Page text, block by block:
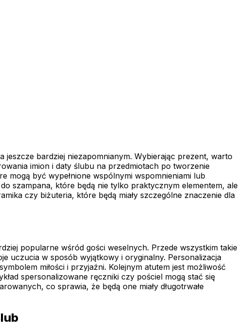
bardziej niezapomnianym. Wybierając prezent, warto
imion i daty ślubu na przedmiotach po tworzenie
mogą być wypełnione wspólnymi wspomnieniami lub
szampana, które będą nie tylko praktycznym elementem, ale
czy biżuteria, które będą miały szczególne znaczenie dla
popularne wśród gości weselnych. Przede wszystkim takie
uczucia w sposób wyjątkowy i oryginalny. Personalizacja
miłości i przyjaźni. Kolejnym atutem jest możliwość
spersonalizowane ręczniki czy pościel mogą stać się
co sprawia, że będą one miały długotrwałe